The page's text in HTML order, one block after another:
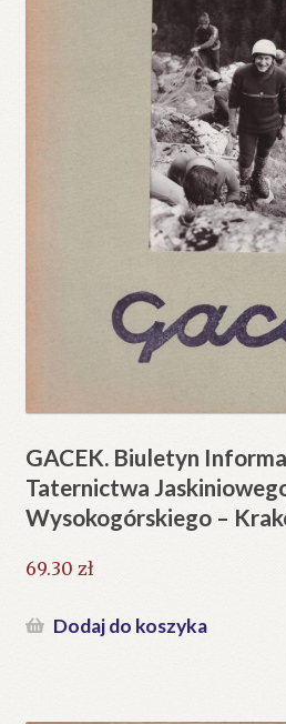
GACEK. Biuletyn
Taternictwa
Wysokogórskiego –
69.30 zł
Dodaj do koszyka